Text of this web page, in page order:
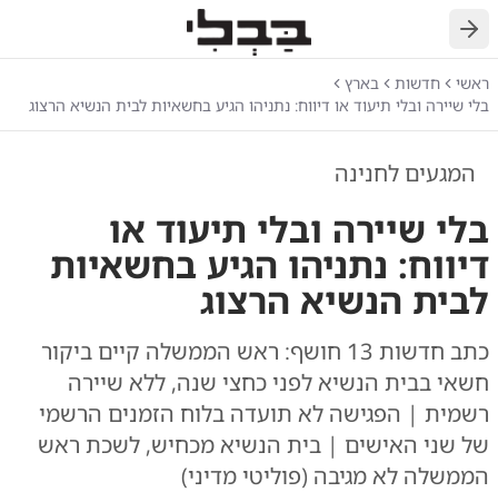
חזרה
ראשי חדשות
בארץ
בלי שיירה ובלי תיעוד או דיווח: נתניהו הגיע בחשאיות לבית הנשיא הרצוג
המגעים לחנינה
בלי שיירה ובלי תיעוד או
דיווח: נתניהו הגיע בחשאיות
לבית הנשיא הרצוג
כתב חדשות 13 חושף: ראש הממשלה קיים ביקור
חשאי בבית הנשיא לפני כחצי שנה, ללא שיירה
רשמית | הפגישה לא תועדה בלוח הזמנים הרשמי
של שני האישים | בית הנשיא מכחיש, לשכת ראש
הממשלה לא מגיבה (פוליטי מדיני)